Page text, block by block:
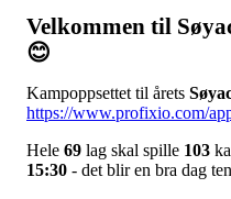
Velkommen til
😊
Kampoppsettet til årets
https://www.profixio.com/
Hele 69 lag skal spille 103
15:30 - det blir en bra dag